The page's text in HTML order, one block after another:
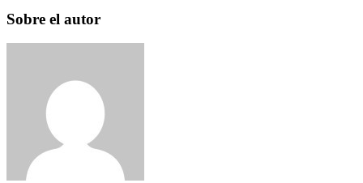
Sobre el autor